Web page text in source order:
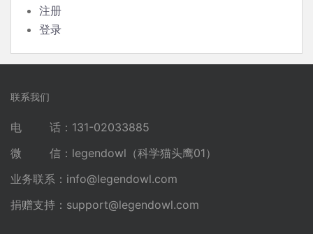
注册
登录
联系我们
电 话：131-02033885
微 信：legendowl（科学猫头鹰01）
业务联系： info@legendowl.com
捐赠支持： support@legendowl.com